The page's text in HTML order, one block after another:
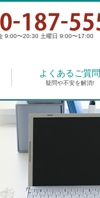
9:00〜20:30 土曜日 9:00〜17:00
よくあるご質問
疑問や不安を解消!